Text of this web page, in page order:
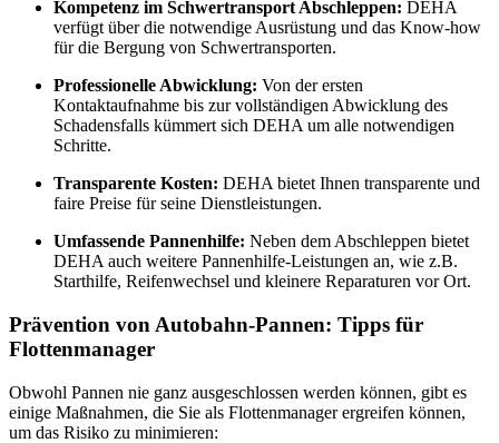
Kompetenz im Schwertransport Abschleppen: DEHA
verfügt über die notwendige Ausrüstung und das Know-how
für die Bergung von Schwertransporten.
Professionelle Abwicklung: Von der ersten
Kontaktaufnahme bis zur vollständigen Abwicklung des
Schadensfalls kümmert sich DEHA um alle notwendigen
Schritte.
Transparente Kosten: DEHA bietet Ihnen transparente und
faire Preise für seine Dienstleistungen.
Umfassende Pannenhilfe: Neben dem Abschleppen bietet
DEHA auch weitere Pannenhilfe-Leistungen an, wie z.B.
Starthilfe, Reifenwechsel und kleinere Reparaturen vor Ort.
Prävention von Autobahn-Pannen: Tipps für
Flottenmanager
Obwohl Pannen nie ganz ausgeschlossen werden können, gibt es
einige Maßnahmen, die Sie als Flottenmanager ergreifen können,
um das Risiko zu minimieren: